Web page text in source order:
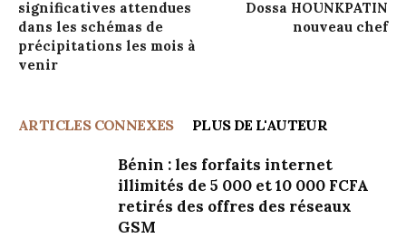
significatives attendues
dans les schémas de
précipitations les mois à
venir
Dossa HOUNKPATIN
nouveau chef
ARTICLES CONNEXES PLUS DE L'AUTEUR
Bénin : les forfaits internet
illimités de 5 000 et 10 000 FCFA
retirés des offres des réseaux
GSM